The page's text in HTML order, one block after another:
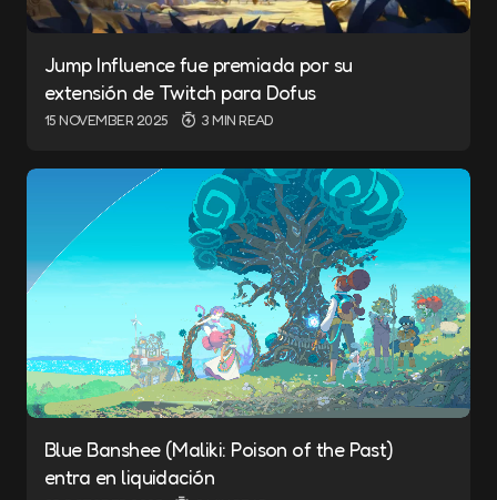
Jump Influence fue premiada por su
extensión de Twitch para Dofus
15 NOVEMBER 2025 3 MIN READ
Blue Banshee (Maliki: Poison of the Past)
entra en liquidación